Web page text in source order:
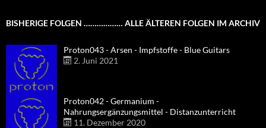
BISHERIGE FOLGEN ……………… ALLE ÄLTEREN FOLGEN IM ARCHIV
Proton043 - Arsen - Impfstoffe - Blue Guitars
2. Juni 2021
Proton042 - Germanium -
Nahrungsergänzungsmittel - Distanzunterricht
11. Dezember 2020